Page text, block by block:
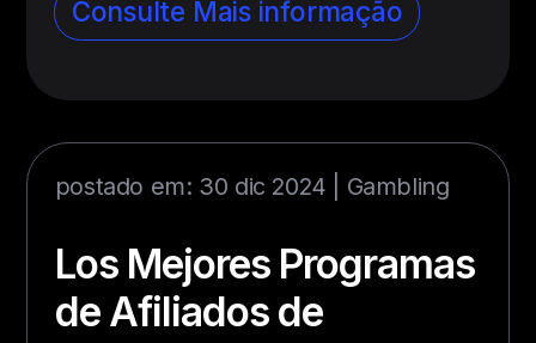
Consulte Mais informação
postado em: 30 dic 2024 | Gambling
Los Mejores Programas
de Afiliados de